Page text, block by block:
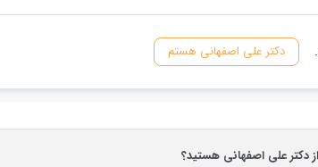
دکتر علی اصفهانی هستم
دکتر علی اصفهانی هستید؟